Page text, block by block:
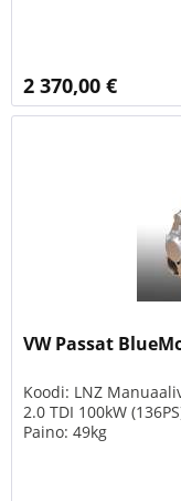
2 370,00 €
VW Passat
Koodi: LNZ
2.0 TDI 100kW
Paino: 49kg